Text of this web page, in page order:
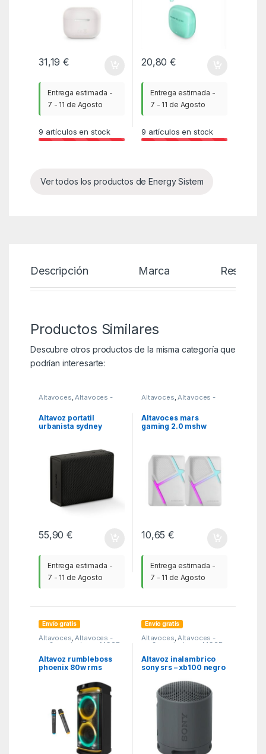
31,19€
Entrega estimada -
7 - 11 de Agosto
9 artículos en stock
20,80€
Entrega estimada -
7 - 11 de Agosto
9 artículos en stock
Ver todos los productos de Energy Sistem
Descripción Marca Reseñas
Productos Similares
Descubre otros productos de la misma categoría que
podrían interesarte:
Altavoces,Altavoces -
mp3 y auriculares
Altavoz portatil
urbanista sydney
55,90€
Entrega estimada -
7 - 11 de Agosto
Altavoces,Altavoces -
mp3 y auriculares
Altavoces mars
gaming 2.0 mshw
10,65€
Entrega estimada -
7 - 11 de Agosto
Envío gratis
Altavoces,Altavoces -
mp3 y auriculares MGSR
Altavoz rumbleboss
phoenix 80w rms
función karaoke 2
microfonos
inalambricos incluidos
Envío gratis
Altavoces,Altavoces -
mp3 y auriculares MGSR
Altavoz inalambrico
sony srs – xb100 negro